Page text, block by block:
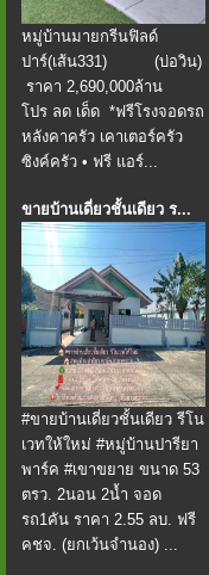
หมู่บ้านมายกรีนฟิลด์
ปาร์(เส้น331) (บ่อวิน)
️ ราคา 2,690,000ล้าน
โปร ลด เด็ด *ฟรีโรงจอดรถ
หลังคาครัว เคาเตอร์ครัว
ซิงค์ครัว • ฟรี แอร์...
ขายบ้านเดี่ยวชั้นเดียว ร...
#ขายบ้านเดี่ยวชั้นเดียว รีโน
เวทให้ใหม่ #หมู่บ้านปารียา
พาร์ค #เขาขยาย ️ขนาด 53
ตรว. 2นอน 2น้ำ จอด
รถ1คัน ราคา 2.55 ลบ. ฟรี
คชจ. (ยกเว้นจำนอง) ...